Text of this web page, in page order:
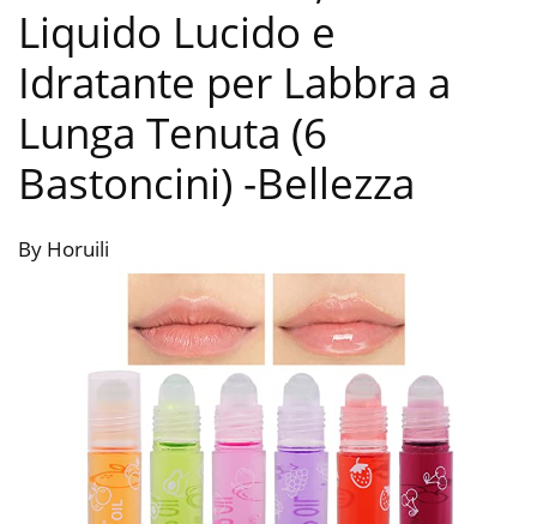
Liquido Lucido e
Idratante per Labbra a
Lunga Tenuta (6
Bastoncini) -Bellezza
By Horuili